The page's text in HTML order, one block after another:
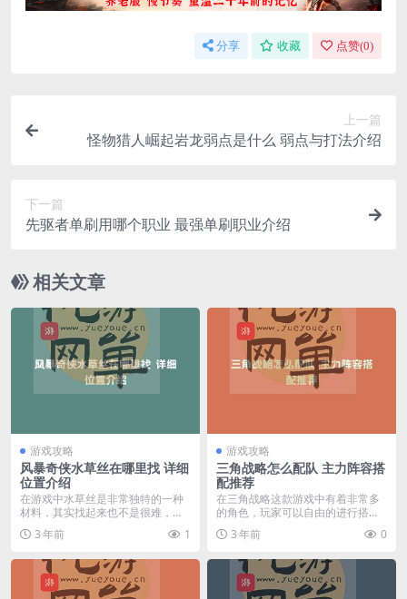
分享 收藏 点赞(0)
上一篇
怪物猎人崛起岩龙弱点是什么 弱点与打法介绍
下一篇
先驱者单刷用哪个职业 最强单刷职业介绍
相关文章
游戏攻略
风暴奇侠水草丝在哪里找 详细
位置介绍
在游戏中水草丝是非常独特的一种
材料，其实找起来也不是很难，那
么风暴奇侠水草丝在哪...
3 年前 1
游戏攻略
三角战略怎么配队 主力阵容搭
配推荐
在三角战略这款游戏中有着非常多
的角色，玩家可以自由的进行搭
配，如果搭配得当，在关...
3 年前 0